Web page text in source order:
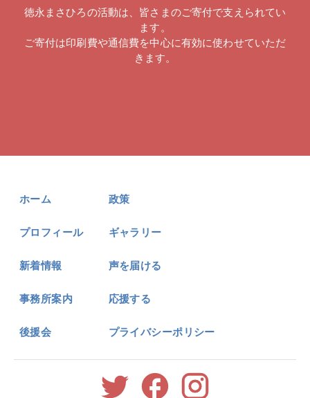
徳永まさひろの活動は、皆さまのご寄付で支えられてい
ます。
ご寄付は印刷費や通信費を中心に有効に使わせていただ
きます。
ホーム
プロフィール
新着情報
事務所案内
後援会
政策
ギャラリー
声を届ける
応援する
プライバシーポリシー